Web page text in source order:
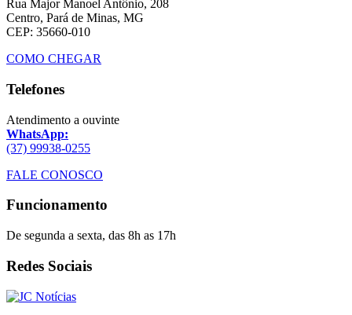
Rua Major Manoel Antônio, 208
Centro, Pará de Minas, MG
CEP: 35660-010
COMO CHEGAR
Telefones
Atendimento a ouvinte
WhatsApp:
(37) 99938-0255
FALE CONOSCO
Funcionamento
De segunda a sexta, das 8h as 17h
Redes Sociais